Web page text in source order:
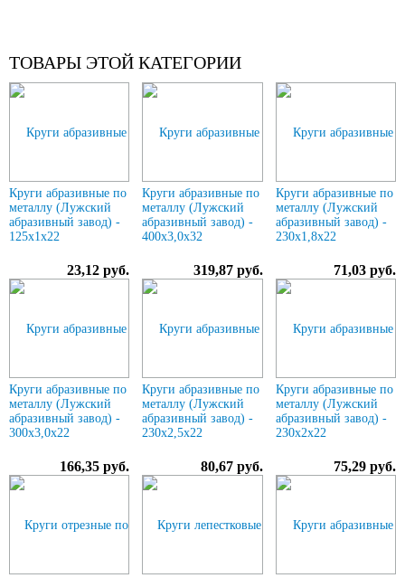
ТОВАРЫ ЭТОЙ КАТЕГОРИИ
Круги абразивные по
металлу (Лужский
абразивный завод) -
125х1х22
23,12 руб.
Круги абразивные по
металлу (Лужский
абразивный завод) -
400х3,0х32
319,87 руб.
Круги абразивные по
металлу (Лужский
абразивный завод) -
230х1,8х22
71,03 руб.
Круги абразивные по
металлу (Лужский
абразивный завод) -
300х3,0х22
166,35 руб.
Круги абразивные по
металлу (Лужский
абразивный завод) -
230х2,5х22
80,67 руб.
Круги абразивные по
металлу (Лужский
абразивный завод) -
230х2х22
75,29 руб.